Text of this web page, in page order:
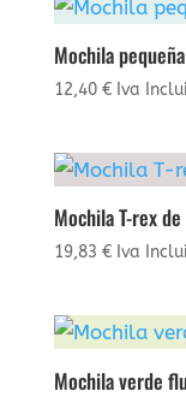
Mochila
12,40 € Iva
Mochila T-rex
19,83 € Iva
Mochila verde